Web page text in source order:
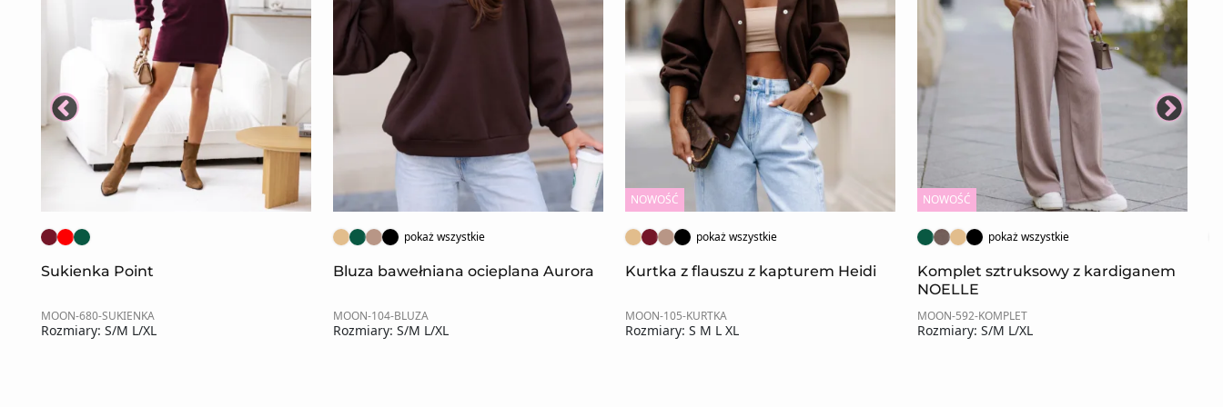
Sukienka Point
MOON-680-SUKIENKA
Rozmiary: S/M L/XL
pokaż wszystkie
Bluza bawełniana ocieplana Aurora
MOON-104-BLUZA
Rozmiary: S/M L/XL
NOWOŚĆ
pokaż wszystkie
Kurtka z flauszu z kapturem Heidi
MOON-105-KURTKA
Rozmiary: S M L XL
NOWOŚĆ
pokaż wszystkie
Komplet sztruksowy z kardiganem
NOELLE
MOON-592-KOMPLET
Rozmiary: S/M L/XL